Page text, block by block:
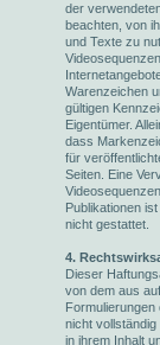
der
beachten, von
und Texte zu
Warenzeichen
gültigen
Eigentümer.
dass
für
Seiten. Eine
Publikationen
nicht gestattet.
4.
Dieser
von dem aus
nicht
in ihrem Inhalt